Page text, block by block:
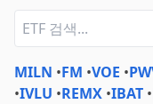
MILN •FM •VOE •
•IVLU •REMX •IBAT •